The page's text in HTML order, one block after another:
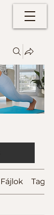
Fájlok Tagok